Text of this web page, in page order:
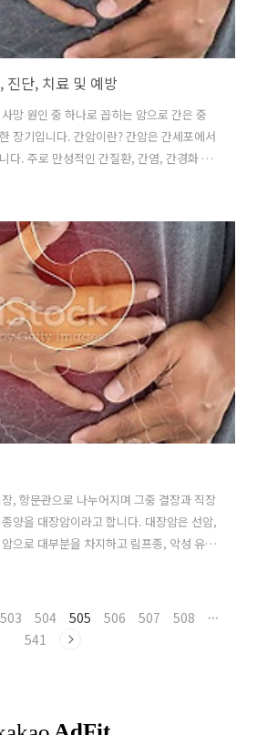
진단, 치료 및 예방
망 원인 중 하나로 꼽히는 암으로 간은 중
장기입니다. 간암이란? 간암은 간세포에서
다. 주로 만성적인 간질환, 간염, 간경화 등
으며, 알코올 소비, 비만, 흡연 등의 위험
환이 진행될수록 다음과 같은 증상이 나타
한 땀 복부 불편함 구토와 메스꺼움 만성 피
간암은 조기에 발견되는 것이 치료와 생존
단에는 혈액 검사, 초음파, CT 스캔 등이 사
적 치료, 방사선 치료, 항암제 치료 등..
, 항문관으로 나누어지며 그중 결장과 직장
양을 대장암이라고 합니다. 대장암은 선암,
으로 대부분을 차지하고 림프종, 악성 유암
로 생기기도 합니다. 대장암의 원인과 증상
, 음주, 선종성 용종, 염증성 질환, 신체활동
등이 있습니다. 염증성 장질환으로 궤양성
503 504 505 506 507 508
···
541